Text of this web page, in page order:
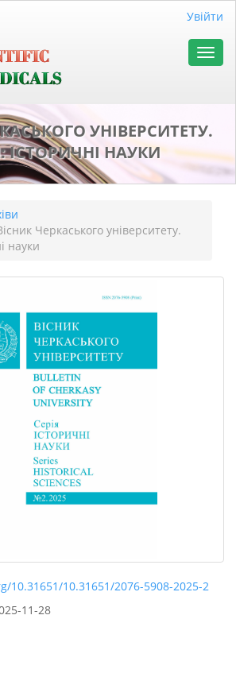
Увійти
УНІВЕРСИТЕТУ.
ІСТОРИЧНІ НАУКИ
Черкаського університету.
науки
10.31651/10.31651/2076-5908-2025-2
11-28